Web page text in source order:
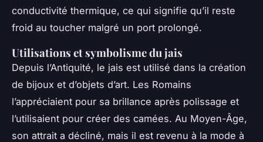
conductivité thermique, ce qui signifie qu’il reste
froid au toucher malgré un port prolongé.
Utilisations et symbolisme du jais
Depuis l’Antiquité, le jais est utilisé dans la création
de bijoux et d’objets d’art. Les Romains
l’appréciaient pour sa brillance après polissage et
l’utilisaient pour créer des camées. Au Moyen-Âge,
son attrait a décliné, mais il est revenu à la mode à